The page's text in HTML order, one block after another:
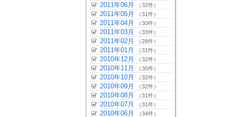
2011年06月 （32件）
2011年05月 （31件）
2011年04月 （30件）
2011年03月 （33件）
2011年02月 （28件）
2011年01月 （31件）
2010年12月 （32件）
2010年11月 （30件）
2010年10月 （32件）
2010年09月 （32件）
2010年08月 （31件）
2010年07月 （31件）
2010年06月 （34件）